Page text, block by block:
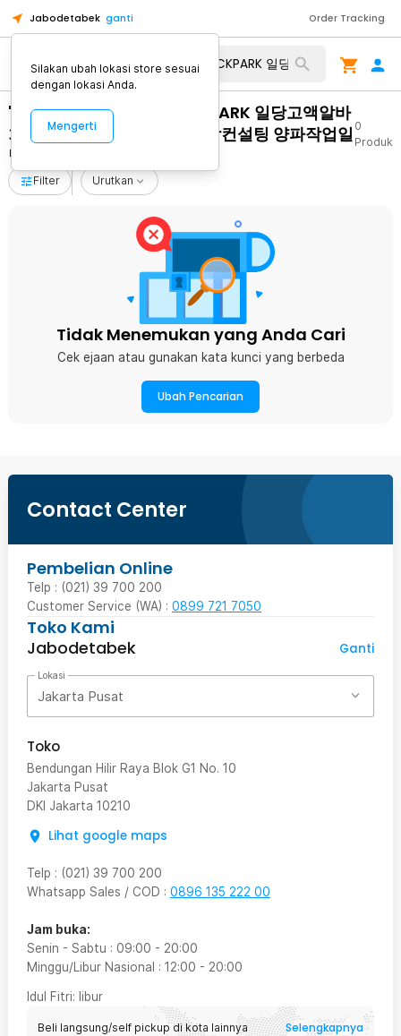
Jabodetabek ganti Order Tracking
"설거지알바남자 탤래 PECKPARK 일당고액알바
회사다니면서주말알바 페크박컨설팅 양파작업일
당 정선군꿀정보알바일자리"
0
Produk
Filter Urutkan
Tidak Menemukan yang Anda Cari
Cek ejaan atau gunakan kata kunci yang berbeda
Ubah Pencarian
Contact Center
Pembelian Online
Telp : (021) 39 700 200
Customer Service (WA) : 0899 721 7050
Toko Kami
Jabodetabek
Ganti
Lokasi
Jakarta Pusat
Toko
Bendungan Hilir Raya Blok G1 No. 10
Jakarta Pusat
DKI Jakarta 10210
Lihat google maps
Telp : (021) 39 700 200
Whatsapp Sales / COD : 0896 135 222 00
Jam buka:
Senin - Sabtu : 09:00 - 20:00
Minggu/Libur Nasional : 12:00 - 20:00
Idul Fitri: libur
Beli langsung/self pickup di kota lainnya Selengkapnya
Silakan ubah lokasi store sesuai
dengan lokasi Anda.
Mengerti